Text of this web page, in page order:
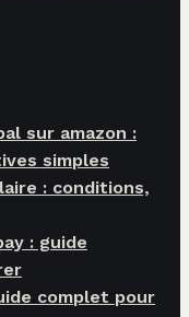
sur amazon :
simples
: conditions,
: guide
complet pour